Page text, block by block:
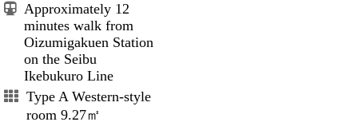
Approximately 12
minutes walk from
Oizumigakuen Station
on the Seibu
Ikebukuro Line
Type A Western-style
room 9.27㎡